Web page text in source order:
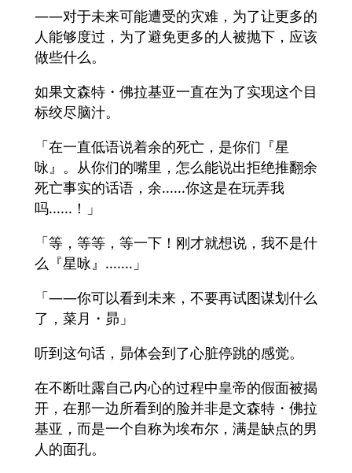
——对于未来可能遭受的灾难，为了让更多的
人能够度过，为了避免更多的人被抛下，应该
做些什么。
如果文森特・佛拉基亚一直在为了实现这个目
标绞尽脑汁。
「在一直低语说着余的死亡，是你们『星
咏』。从你们的嘴里，怎么能说出拒绝推翻余
死亡事实的话语，余......你这是在玩弄我
吗......！」
「等，等等，等一下！刚才就想说，我不是什
么『星咏』.......」
「——你可以看到未来，不要再试图谋划什么
了，菜月・昴」
听到这句话，昴体会到了心脏停跳的感觉。
在不断吐露自己内心的过程中皇帝的假面被揭
开，在那一边所看到的脸并非是文森特・佛拉
基亚，而是一个自称为埃布尔，满是缺点的男
人的面孔。